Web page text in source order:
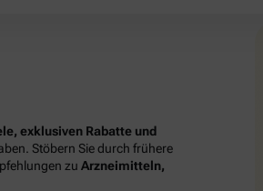
exklusiven Rabatte und
Stöbern Sie durch frühere
zu Arzneimitteln,